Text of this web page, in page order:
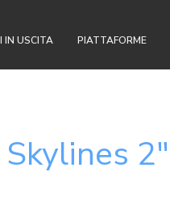
IN USCITA PIATTAFORME
2"